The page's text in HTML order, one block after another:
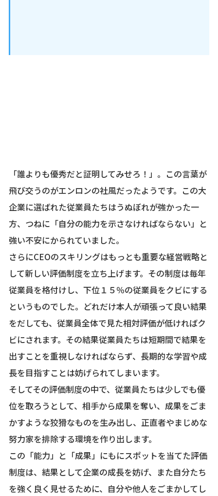
「誰よりも優秀だと証明してみせろ！」。この言葉が
飛び交うのがエンロンの社風だったようです。この大
企業に選ばれた従業員たちはうぬぼれが強かった一
方、つねに「自分の能力を示さなければならない」と
強い不安にかられていました。
さらにCEOのスキリングはもっとも重要な経営戦略と
して新しい評価制度を立ち上げます。その制度は毎年
従業員を格付けし、下位１５％の従業員をクビにする
というものでした。どれだけ本人が頑張って良い結果
をだしても、従業員全体で見た相対評価が低ければク
ビにされます。その結果従業員たちは短期間で結果を
出すことを重視しなければならず、長期的な学習や成
長を目指すことは妨げられてしまいます。
そしてその評価制度の中で、従業員たちは少しでも優
位を取ろうとして、相手から成果を奪い、成果をごま
かすような狡猾なものを生み出し、正直者やまじめな
努力家を排除する環境を作り出します。
この「能力」と「成果」にもにスポットを当てた評価
制度は、結果として企業の成長を妨げ、また自分たち
を強く良く見せるために、自分や他人をごまかしてし